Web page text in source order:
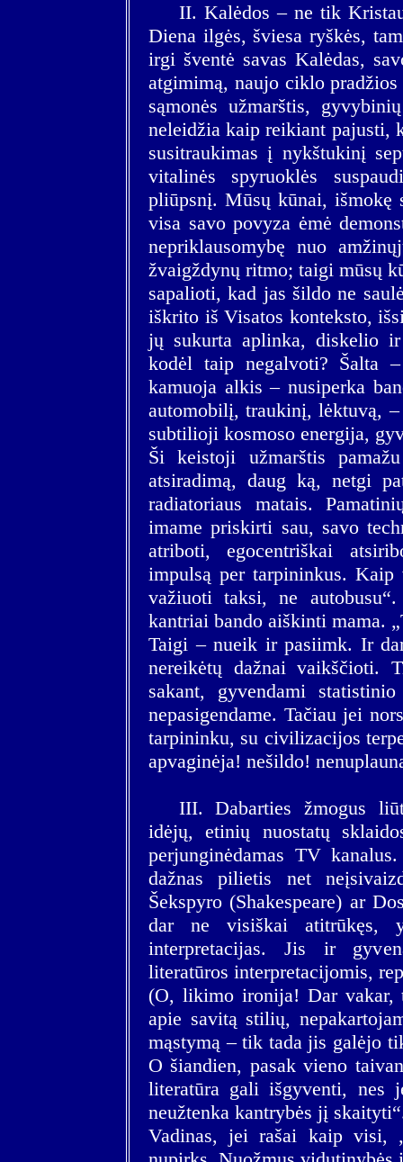
II. Kalėdos – ne tik
Diena ilgės, šviesa ryškės,
irgi šventė savas Kalėdas,
atgimimą, naujo ciklo
sąmonės užmarštis,
neleidžia kaip reikiant pajusti,
susitraukimas į nykštukinį
vitalinės spyruoklės
pliūpsnį. Mūsų kūnai, išmokę
visa savo povyza ėmė
nepriklausomybę nuo
žvaigždynų ritmo; taigi mūsų
sapalioti, kad jas šildo ne
iškrito iš Visatos konteksto,
jų sukurta aplinka, diskelio
kodėl taip negalvoti? Šalta
kamuoja alkis – nusiperka
automobilį, traukinį, lėktuvą,
subtilioji kosmoso energija,
Ši keistoji užmarštis
atsiradimą, daug ką, netgi
radiatoriaus matais.
imame priskirti sau, savo
atriboti, egocentriškai
impulsą per tarpininkus.
važiuoti taksi, ne
kantriai bando aiškinti mama.
Taigi – nueik ir pasiimk. Ir
nereikėtų dažnai vaikščioti.
sakant, gyvendami
nepasigendame. Tačiau jei
tarpininku, su civilizacijos
apvaginėja! nešildo!
III. Dabarties žmogus
idėjų, etinių nuostatų
perjunginėdamas TV
dažnas pilietis net
Šekspyro (Shakespeare) ar
dar ne visiškai atitrūkęs,
interpretacijas. Jis ir
literatūros interpretacijomis,
(O, likimo ironija! Dar vakar,
apie savitą stilių,
mąstymą – tik tada jis galėjo
O šiandien, pasak vieno
literatūra gali išgyventi, nes
neužtenka kantrybės jį
Vadinas, jei rašai kaip visi,